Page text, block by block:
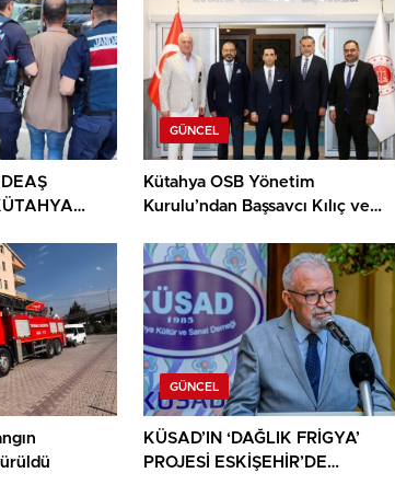
GÜNCEL
Kütahya OSB Yönetim
Kurulu’ndan Başsavcı Kılıç ve
GÜNCEL
KÜSAD’IN ‘DAĞLIK FRİGYA’
PROJESİ ESKİŞEHİR’DE